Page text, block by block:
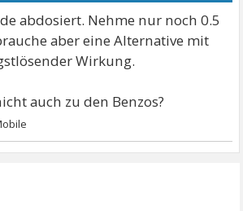
abdosiert. Nehme nur noch 0.5
aber eine Alternative mit
Wirkung.
auch zu den Benzos?